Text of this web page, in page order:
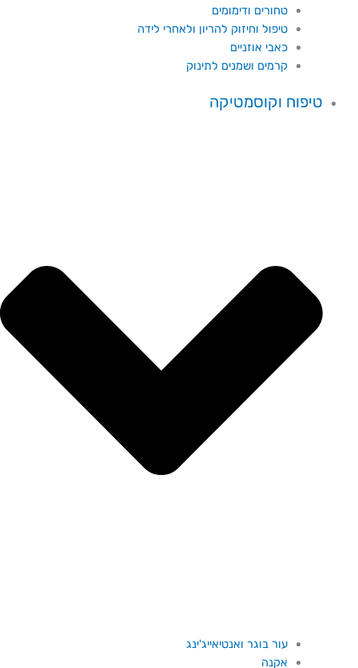
טחורים ודימומים
טיפול וחיזוק להריון ולאחרי לידה
כאבי אוזניים
קרמים ושמנים לתינוק
טיפוח וקוסמטיקה
עור בוגר ואנטיאייג'ינג
אקנה